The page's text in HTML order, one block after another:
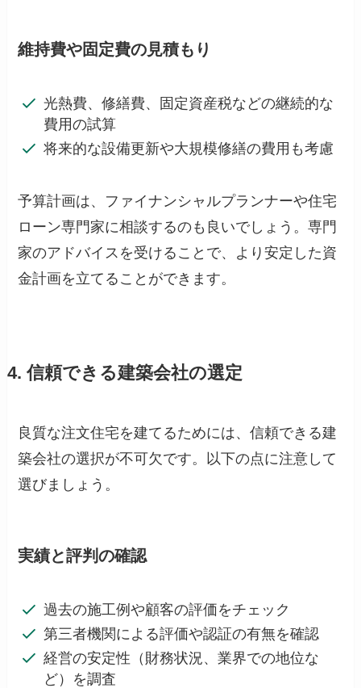
維持費や固定費の見積もり
光熱費、修繕費、固定資産税などの継続的な
費用の試算
将来的な設備更新や大規模修繕の費用も考慮
予算計画は、ファイナンシャルプランナーや住宅
ローン専門家に相談するのも良いでしょう。専門
家のアドバイスを受けることで、より安定した資
金計画を立てることができます。
4. 信頼できる建築会社の選定
良質な注文住宅を建てるためには、信頼できる建
築会社の選択が不可欠です。以下の点に注意して
選びましょう。
実績と評判の確認
過去の施工例や顧客の評価をチェック
第三者機関による評価や認証の有無を確認
経営の安定性（財務状況、業界での地位な
ど）を調査